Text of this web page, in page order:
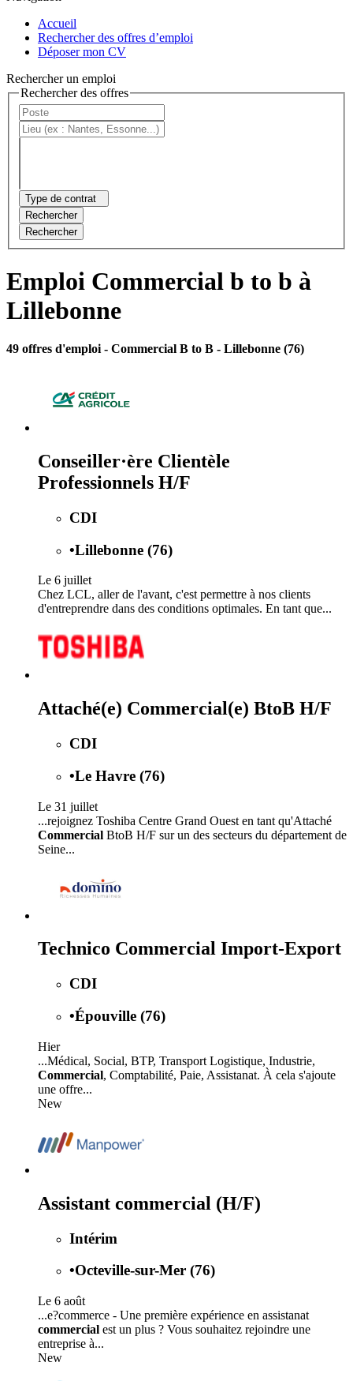
Accueil
Rechercher des offres d’emploi
Déposer mon CV
Rechercher un emploi
Rechercher des offres
Type de contrat
Rechercher
Rechercher
Emploi Commercial b to b à
Lillebonne
49 offres d'emploi - Commercial B to B - Lillebonne (76)
Conseiller·ère Clientèle
Professionnels H/F
CDI
•Lillebonne (76)
Le 6 juillet
Chez LCL, aller de l'avant, c'est permettre à nos clients
d'entreprendre dans des conditions optimales. En tant que...
Attaché(e) Commercial(e) BtoB H/F
CDI
•Le Havre (76)
Le 31 juillet
...rejoignez Toshiba Centre Grand Ouest en tant qu'Attaché
Commercial BtoB H/F sur un des secteurs du département de
Seine...
Technico Commercial Import-Export
CDI
•Épouville (76)
Hier
...Médical, Social, BTP, Transport Logistique, Industrie,
Commercial, Comptabilité, Paie, Assistanat. À cela s'ajoute
une offre...
New
Assistant commercial (H/F)
Intérim
•Octeville-sur-Mer (76)
Le 6 août
...e?commerce - Une première expérience en assistanat
commercial est un plus ? Vous souhaitez rejoindre une
entreprise à...
New